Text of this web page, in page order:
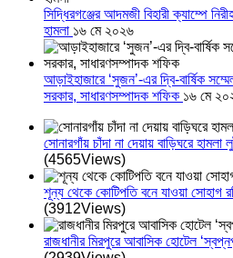
সিদ্ধিরগঞ্জের আদমজী বিহারী ক্যাম্পে
হামলা ১৬ মে ২০২৬
আড়াইহাজারে ‘সুজন’-এর দ্বি-বার্ষিক
সরকার, সাধারণসম্পাদক শফিক ১৬ মে
সোনারগাঁয় চাঁদা না দেয়ায় বাড়িঘরে
(4565Views)
শূন্য থেকে কোটিপতি বনে যাওয়া সোহাগ
(3912Views)
রাজধানীর মিরপুরে আবাসিক হোটেল